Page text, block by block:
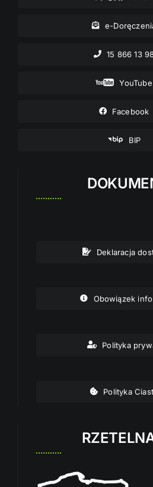
e-
15 866 13
YouTube
Facebook
BIP
Deklaracja
Obowiązek
Polityka
Polityka